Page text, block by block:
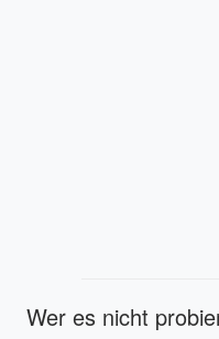
Wer es nicht